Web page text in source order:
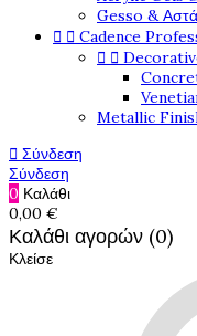
Gesso &
  Cadence
 
Metallic
 Σύνδεση
Σύνδεση
0 Καλάθι
0,00 €
Καλάθι αγορών (0)
Κλείσε